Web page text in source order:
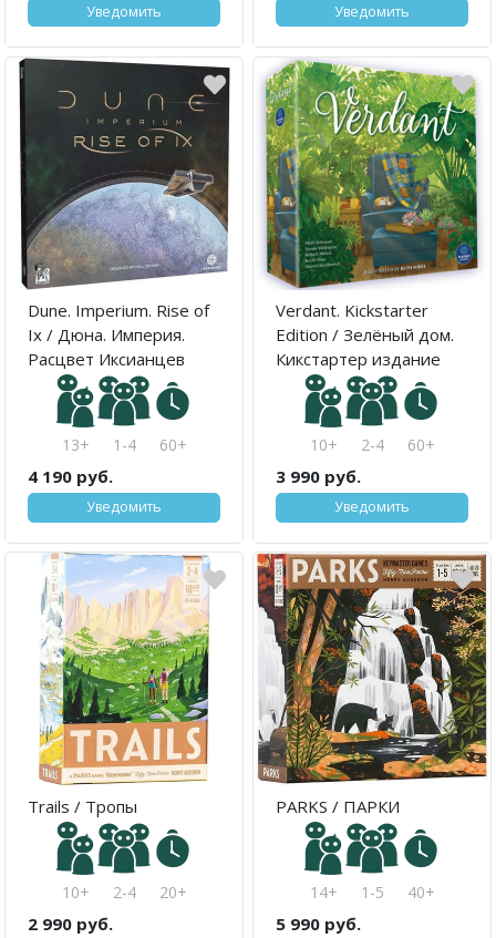
Уведомить Уведомить
Dune. Imperium. Rise of
Ix / Дюна. Империя.
Расцвет Иксианцев
13+ 1-4 60+
4 190 руб.
Уведомить
Verdant. Kickstarter
Edition / Зелёный дом.
Кикстартер издание
10+ 2-4 60+
3 990 руб.
Уведомить
Trails / Тропы
10+ 2-4 20+
2 990 руб.
PARKS / ПАРКИ
14+ 1-5 40+
5 990 руб.